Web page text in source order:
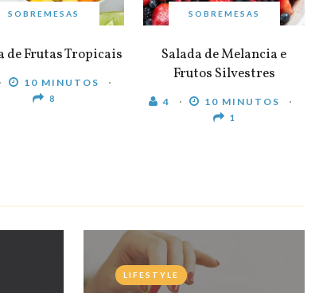
SOBREMESAS
de Frutas Tropicais
10 MINUTOS
8
SOBREMESAS
Salada de Melancia e
Frutos Silvestres
4 10 MINUTOS
1
LIFESTYLE